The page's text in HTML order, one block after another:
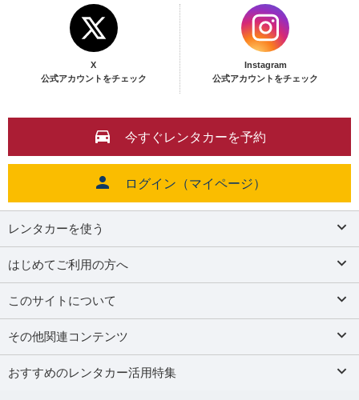
X
公式アカウントをチェック
Instagram
公式アカウントをチェック
今すぐレンタカーを予約
ログイン（マイページ）
レンタカーを使う
はじめてご利用の方へ
このサイトについて
その他関連コンテンツ
おすすめのレンタカー活用特集